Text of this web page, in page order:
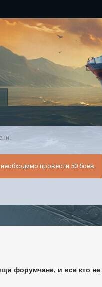
провести 50 боёв.
форумчане, и все кто не